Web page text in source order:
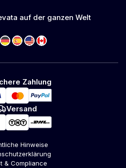
auf der ganzen Welt
Zahlung
Versand
Hinweise
& Compliance